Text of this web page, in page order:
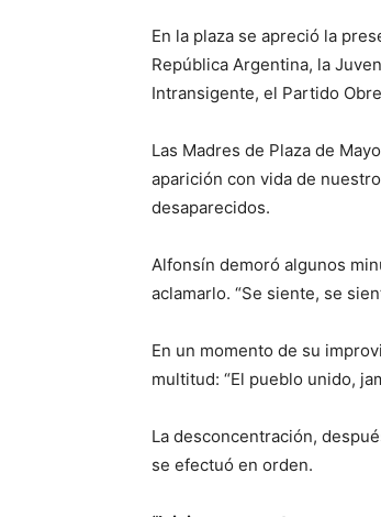
En la plaza se apreció la
República Argentina, la
Intransigente, el Partido
Las Madres de Plaza de
aparición con vida de
desaparecidos.
Alfonsín demoró algunos
aclamarlo. “Se siente, se
En un momento de su
multitud: “El pueblo unido,
La desconcentración,
se efectuó en orden.